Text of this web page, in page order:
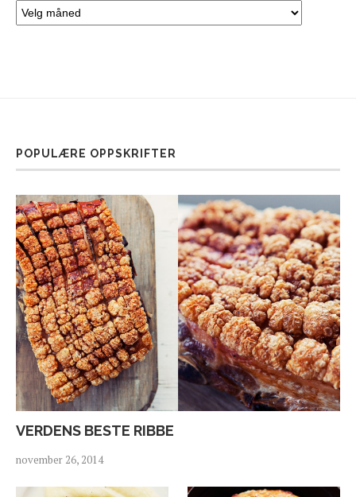
POPULÆRE OPPSKRIFTER
VERDENS BESTE RIBBE
november 26, 2014